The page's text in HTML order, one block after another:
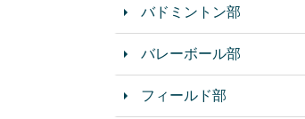
バドミントン部
バレーボール部
フィールド部